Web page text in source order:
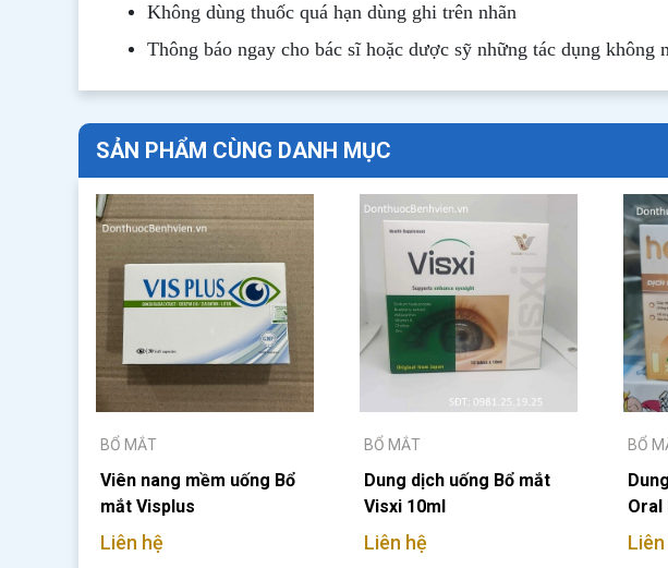
Không dùng thuốc quá hạn dùng ghi trên nhãn
Thông báo ngay cho bác sĩ hoặc dược sỹ những tác dụng không
SẢN PHẨM CÙNG DANH MỤC
BỔ MẮT
Viên nang mềm uống Bổ
mắt Visplus
Liên hệ
BỔ MẮT
Dung dịch uống Bổ mắt
Visxi 10ml
Liên hệ
BỔ
Oral